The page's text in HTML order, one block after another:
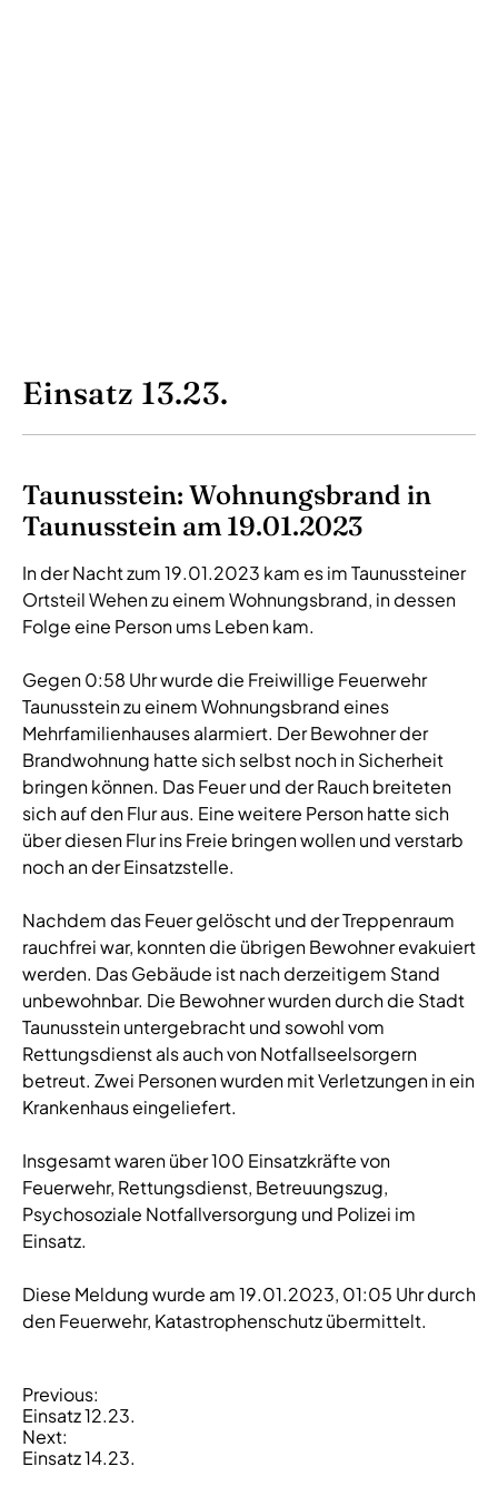
Einsatz 13.23.
Taunusstein: Wohnungsbrand in
Taunusstein am 19.01.2023
In der Nacht zum 19.01.2023 kam es im Taunussteiner
Ortsteil Wehen zu einem Wohnungsbrand, in dessen
Folge eine Person ums Leben kam.
Gegen 0:58 Uhr wurde die Freiwillige Feuerwehr
Taunusstein zu einem Wohnungsbrand eines
Mehrfamilienhauses alarmiert. Der Bewohner der
Brandwohnung hatte sich selbst noch in Sicherheit
bringen können. Das Feuer und der Rauch breiteten
sich auf den Flur aus. Eine weitere Person hatte sich
über diesen Flur ins Freie bringen wollen und verstarb
noch an der Einsatzstelle.
Nachdem das Feuer gelöscht und der Treppenraum
rauchfrei war, konnten die übrigen Bewohner evakuiert
werden. Das Gebäude ist nach derzeitigem Stand
unbewohnbar. Die Bewohner wurden durch die Stadt
Taunusstein untergebracht und sowohl vom
Rettungsdienst als auch von Notfallseelsorgern
betreut. Zwei Personen wurden mit Verletzungen in ein
Krankenhaus eingeliefert.
Insgesamt waren über 100 Einsatzkräfte von
Feuerwehr, Rettungsdienst, Betreuungszug,
Psychosoziale Notfallversorgung und Polizei im
Einsatz.
Diese Meldung wurde am 19.01.2023, 01:05 Uhr durch
den Feuerwehr, Katastrophenschutz übermittelt.
B
e
i
Previous:
Einsatz 12.23.
Next:
Einsatz 14.23.